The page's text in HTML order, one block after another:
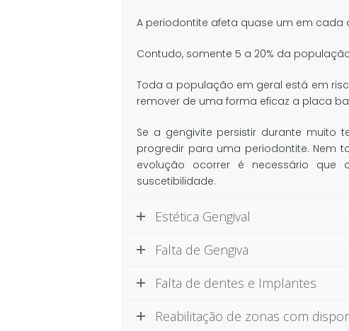
A periodontite afeta quase um em cada
Contudo, somente 5 a 20% da
Toda a população em geral está em
remover de uma forma eficaz a placa
Se a gengivite persistir durante muito
progredir para uma periodontite. Nem
evolução ocorrer é necessário que
suscetibilidade.
Estética Gengival
Falta de Gengiva
Falta de dentes e Implantes
Reabilitação de zonas com